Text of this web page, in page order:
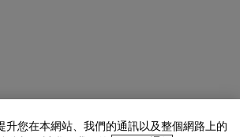
升您在本網站、我們的通訊以及整個網路上的